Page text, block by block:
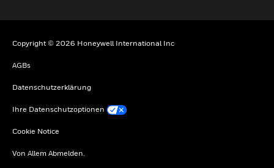
Copyright © 2026 Honeywell International Inc
AGBs
Datenschutzerklärung
Ihre Datenschutzoptionen
Cookie Notice
Von Allem Abmelden.